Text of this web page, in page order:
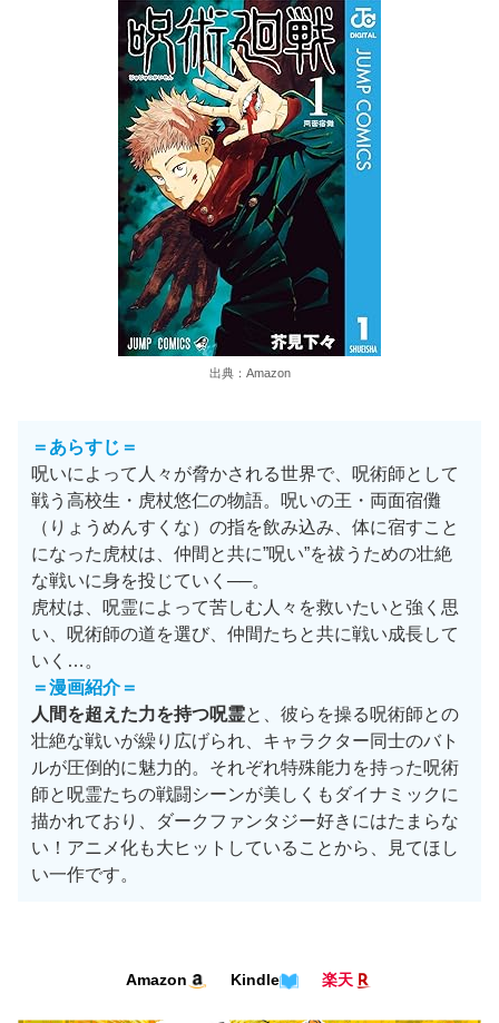
出典：Amazon
＝あらすじ＝
呪いによって人々が脅かされる世界で、呪術師として
戦う高校生・虎杖悠仁の物語。呪いの王・両面宿儺
（りょうめんすくな）の指を飲み込み、体に宿すこと
になった虎杖は、仲間と共に”呪い”を祓うための壮絶
な戦いに身を投じていく──。
虎杖は、呪霊によって苦しむ人々を救いたいと強く思
い、呪術師の道を選び、仲間たちと共に戦い成長して
いく…。
＝漫画紹介＝
人間を超えた力を持つ呪霊と、彼らを操る呪術師との
壮絶な戦いが繰り広げられ、キャラクター同士のバト
ルが圧倒的に魅力的。それぞれ特殊能力を持った呪術
師と呪霊たちの戦闘シーンが美しくもダイナミックに
描かれており、ダークファンタジー好きにはたまらな
い！アニメ化も大ヒットしていることから、見てほし
い一作です。
Amazon Kindle 楽天